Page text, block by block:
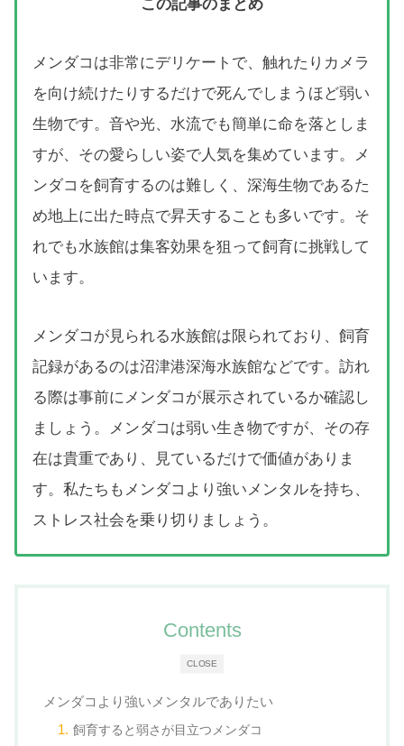
この記事のまとめ
メンダコは非常にデリケートで、触れたりカメラ
を向け続けたりするだけで死んでしまうほど弱い
生物です。音や光、水流でも簡単に命を落としま
すが、その愛らしい姿で人気を集めています。メ
ンダコを飼育するのは難しく、深海生物であるた
め地上に出た時点で昇天することも多いです。そ
れでも水族館は集客効果を狙って飼育に挑戦して
います。
メンダコが見られる水族館は限られており、飼育
記録があるのは沼津港深海水族館などです。訪れ
る際は事前にメンダコが展示されているか確認し
ましょう。メンダコは弱い生き物ですが、その存
在は貴重であり、見ているだけで価値がありま
す。私たちもメンダコより強いメンタルを持ち、
ストレス社会を乗り切りましょう。
CLOSE
Contents
メンダコより強いメンタルでありたい
飼育すると弱さが目立つメンダコ